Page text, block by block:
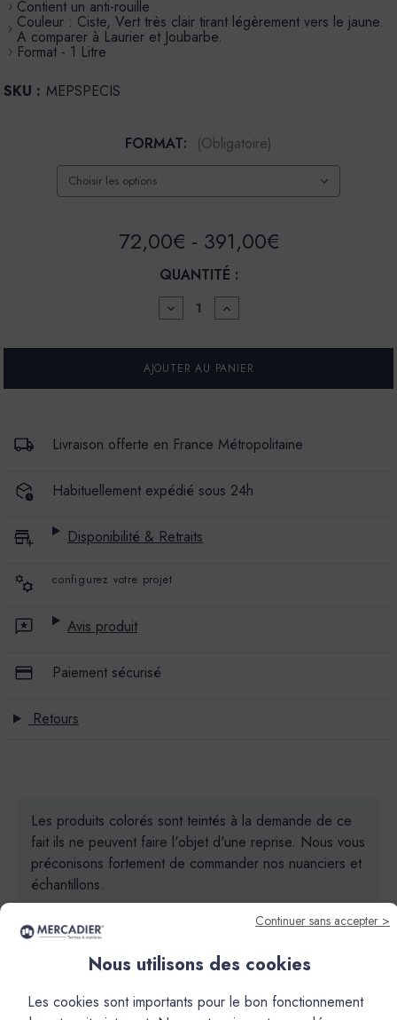
Contient un anti-rouille
Couleur : Ciste, Vert très clair tirant légèrement vers le jaune.
A comparer à Laurier et Joubarbe.
Format - 1 Litre
SKU : MEPSPECIS
FORMAT: (Obligatoire)
72,00€ - 391,00€
QUANTITÉ :
DIMINUER
LA
POUR
LA
-
BRILLANT
-
AUGMENTER
LA
POUR
LA
-
BRILLANT
-
Livraison offerte en France Métropolitaine
Habituellement expédié sous 24h
Disponibilité & Retraits
configurez votre projet
Avis produit
Paiement sécurisé
Retours
Les produits colorés sont teintés à la demande de ce
fait ils ne peuvent faire l'objet d'une reprise. Nous vous
préconisons fortement de commander nos nuanciers et
échantillons.
Continuer sans accepter >
Nous utilisons des cookies
Les cookies sont importants pour le bon fonctionnement